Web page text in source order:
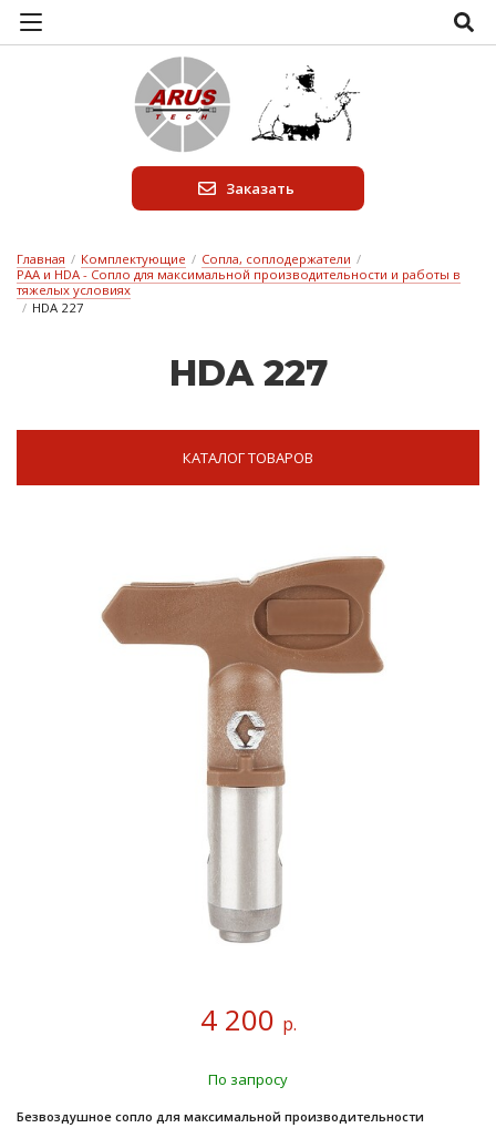
Заказать
Главная / Комплектующие / Сопла, соплодержатели /
PAA и HDA - Сопло для максимальной производительности и работы в
тяжелых условиях
/ HDA 227
HDA 227
КАТАЛОГ ТОВАРОВ
4 200 р.
По запросу
Безвоздушное сопло для максимальной производительности